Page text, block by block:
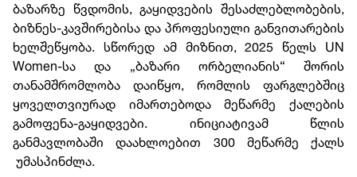
ბაზარზე წვდომის, გაყიდვების შესაძლებლობების,
ბიზნეს-კავშირებისა და პროფესიული განვითარების
ხელშეწყობა. სწორედ ამ მიზნით, 2025 წელს UN
Women-სა და „ბაზარი ორბელიანის“ შორის
თანამშრომლობა დაიწყო, რომლის ფარგლებშიც
ყოველთვიურად იმართებოდა მეწარმე ქალების
გამოფენა-გაყიდვები. ინიციატივამ წლის
განმავლობაში დაახლოებით 300 მეწარმე ქალს
უმასპინძლა.